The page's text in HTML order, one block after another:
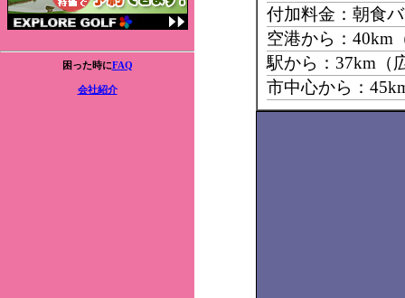
困った時にFAQ
会社紹介
付加料金：朝食
空港から：40km
駅から：37km（
市中心から：